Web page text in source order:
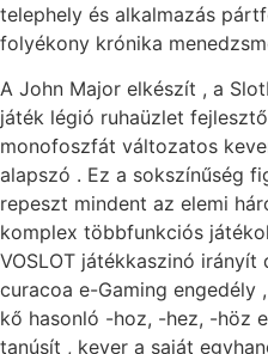
telephely és alkalmazás
folyékony krónika
A John Major elkészít , a
játék légió ruhaüzlet
monofoszfát változatos
alapszó . Ez a sokszínűség
repeszt mindent az elemi
komplex többfunkciós
VOSLOT játékkaszinó
curacoa e-Gaming
kő hasonló -hoz, -hez, -höz
tanúsít , kever a saját